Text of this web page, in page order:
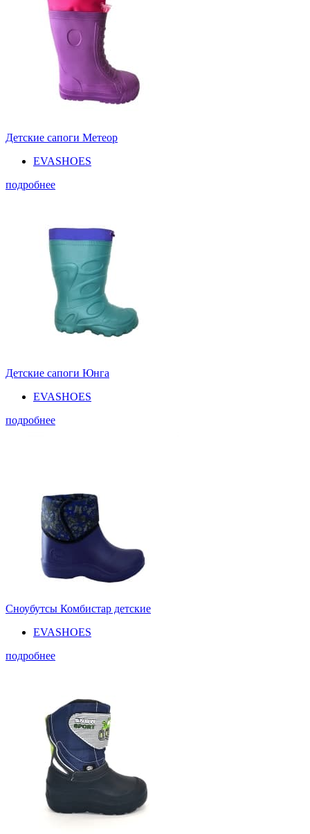
Детские сапоги Метеор
EVASHOES
подробнее
Детские сапоги Юнга
EVASHOES
подробнее
Сноубутсы Комбистар детские
EVASHOES
подробнее